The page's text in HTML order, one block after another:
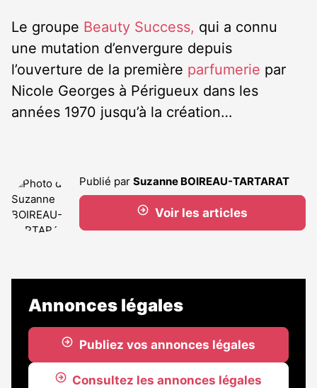
Le groupe Beauty Success, qui a connu
une mutation d’envergure depuis
l’ouverture de la première parfumerie par
Nicole Georges à Périgueux dans les
années 1970 jusqu’à la création…
Publié par Suzanne BOIREAU-TARTARAT
Voir les articles
Annonces légales
Publiez vos annonces légales
Consultez les annonces légales